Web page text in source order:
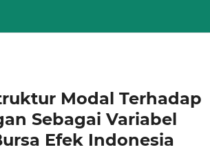
Modal Terhadap
Sebagai Variabel
Efek Indonesia